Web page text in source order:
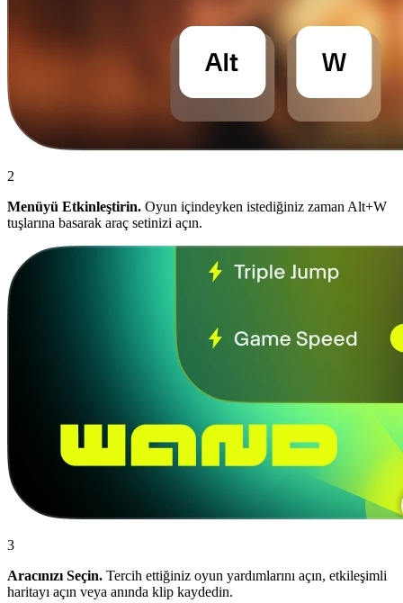
2
Menüyü Etkinleştirin. Oyun içindeyken istediğiniz zaman Alt+W
tuşlarına basarak araç setinizi açın.
3
Aracınızı Seçin. Tercih ettiğiniz oyun yardımlarını açın, etkileşimli
haritayı açın veya anında klip kaydedin.